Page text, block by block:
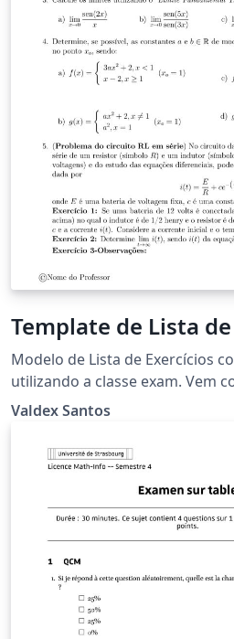
Template de Lista
Modelo de Lista de Exercícios
utilizando a classe exam. Vem
Ensino Superior, mas se adapta
comentar a linha indicada no
Valdex Santos